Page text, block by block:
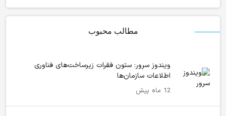
مطالب محبوب
ویندوز سرور: ستون فقرات زیرساخت‌های فناوری
اطلاعات سازمان‌ها
12 ماه پیش